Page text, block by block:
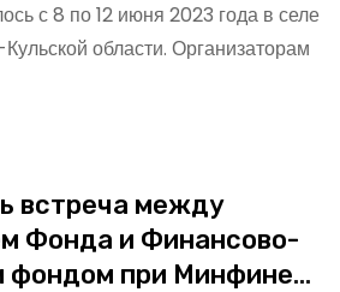
с 8 по 12 июня 2023 года в селе
области. Организаторам
встреча между
Фонда и Финансово-
фондом при Минфине